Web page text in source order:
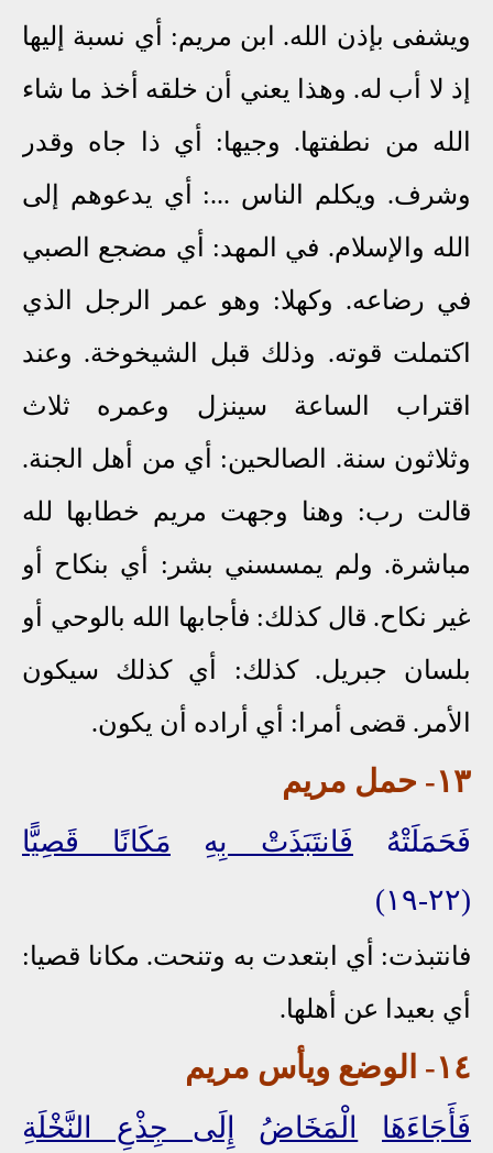
ويشفى بإذن الله. ابن مريم: أي نسبة إليها
إذ لا أب له. وهذا يعني أن خلقه أخذ ما شاء
الله من نطفتها. وجيها: أي ذا جاه وقدر
وشرف. ويكلم الناس ...: أي يدعوهم إلى
الله والإسلام. في المهد: أي مضجع الصبي
في رضاعه. وكهلا: وهو عمر الرجل الذي
اكتملت قوته. وذلك قبل الشيخوخة. وعند
اقتراب الساعة سينزل وعمره ثلاث
وثلاثون سنة. الصالحين: أي من أهل الجنة.
قالت رب: وهنا وجهت مريم خطابها لله
مباشرة. ولم يمسسني بشر: أي بنكاح أو
غير نكاح. قال كذلك: فأجابها الله بالوحي أو
بلسان جبريل. كذلك: أي كذلك سيكون
الأمر. قضى أمرا: أي أراده أن يكون.
١٣- حمل مريم
فَحَمَلَتْهُ فَانتَبَذَتْ بِهِ
مَكَانًا قَصِيًّا
(٢٢-١٩)
فانتبذت: أي ابتعدت به وتنحت. مكانا قصيا:
أي بعيدا عن أهلها.
١٤- الوضع ويأس مريم
فَأَجَاءَهَا الْمَخَاضُ إِلَى جِذْعِ النَّخْلَةِ